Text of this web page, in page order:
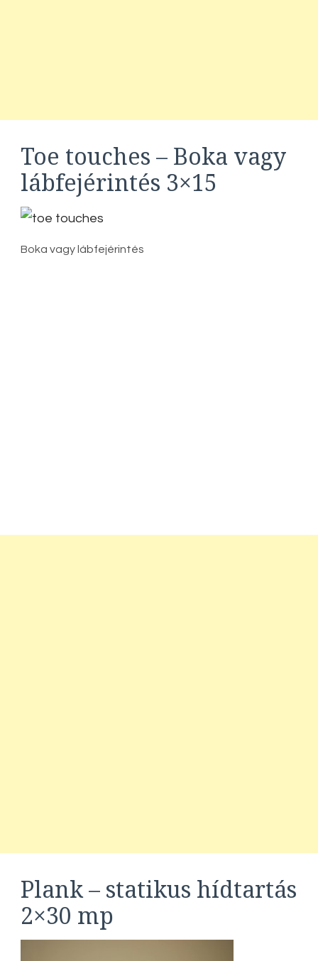
Toe touches – Boka vagy
lábfejérintés 3×15
Boka vagy lábfejérintés
Plank – statikus hídtartás
2×30 mp